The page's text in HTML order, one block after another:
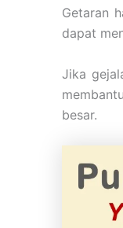
Getaran
dapat
Jika
besar.